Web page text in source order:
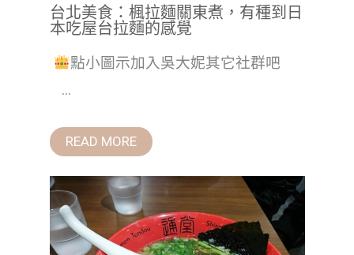
台北美食：楓拉麵關東煮，有種到日
本吃屋台拉麵的感覺
點小圖示加入吳大妮其它社群吧
...
READ MORE